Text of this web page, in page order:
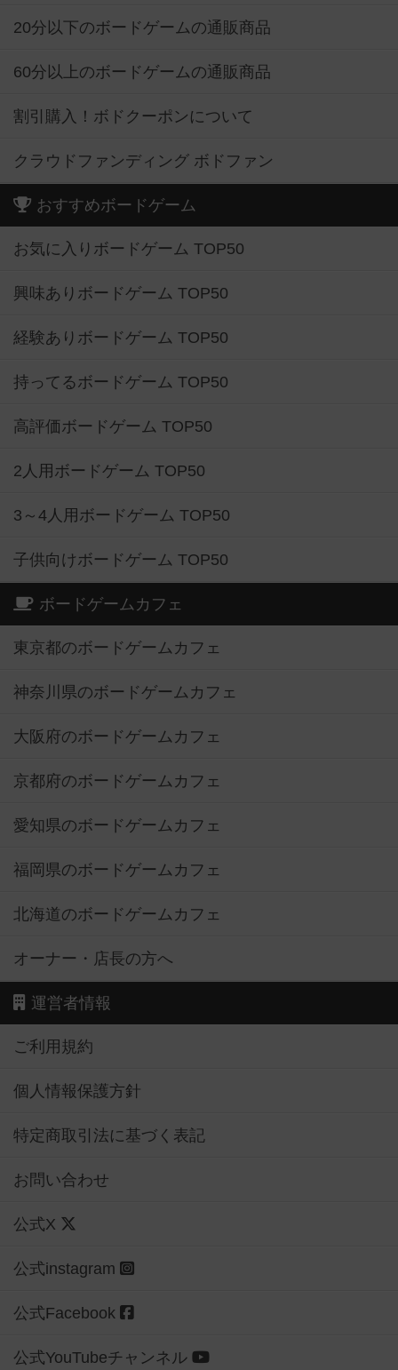
20分以下のボードゲームの通販商品
60分以上のボードゲームの通販商品
割引購入！ボドクーポンについて
クラウドファンディング ボドファン
おすすめボードゲーム
お気に入りボードゲーム TOP50
興味ありボードゲーム TOP50
経験ありボードゲーム TOP50
持ってるボードゲーム TOP50
高評価ボードゲーム TOP50
2人用ボードゲーム TOP50
3～4人用ボードゲーム TOP50
子供向けボードゲーム TOP50
ボードゲームカフェ
東京都のボードゲームカフェ
神奈川県のボードゲームカフェ
大阪府のボードゲームカフェ
京都府のボードゲームカフェ
愛知県のボードゲームカフェ
福岡県のボードゲームカフェ
北海道のボードゲームカフェ
オーナー・店長の方へ
運営者情報
ご利用規約
個人情報保護方針
特定商取引法に基づく表記
お問い合わせ
公式X
公式instagram
公式Facebook
公式YouTubeチャンネル